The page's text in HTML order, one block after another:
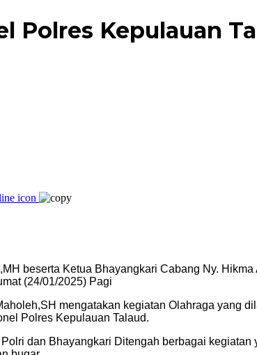
Polres Kepulauan
beserta Ketua Bhayangkari Cabang Ny.
(24/01/2025) Pagi
mengatakan kegiatan Olahraga yang
Polres Kepulauan Talaud.
dan Bhayangkari Ditengah berbagai